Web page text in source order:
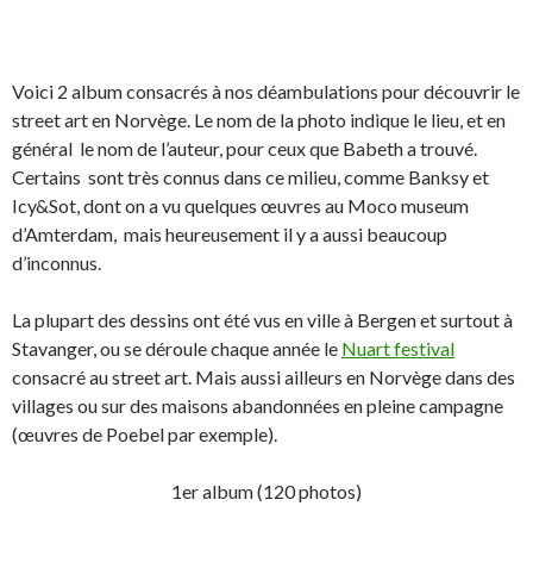
Voici 2 album consacrés à nos déambulations pour découvrir le
street art en Norvège. Le nom de la photo indique le lieu, et en
général le nom de l’auteur, pour ceux que Babeth a trouvé.
Certains sont très connus dans ce milieu, comme Banksy et
Icy&Sot, dont on a vu quelques œuvres au Moco museum
d’Amterdam, mais heureusement il y a aussi beaucoup
d’inconnus.
La plupart des dessins ont été vus en ville à Bergen et surtout à
Stavanger, ou se déroule chaque année le Nuart festival
consacré au street art. Mais aussi ailleurs en Norvège dans des
villages ou sur des maisons abandonnées en pleine campagne
(œuvres de Poebel par exemple).
1er album (120 photos)